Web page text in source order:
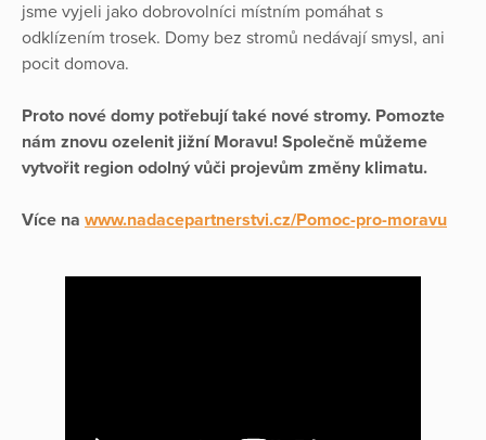
jsme vyjeli jako dobrovolníci místním pomáhat s
odklízením trosek. Domy bez stromů nedávají smysl, ani
pocit domova.
Proto nové domy potřebují také nové stromy. Pomozte
nám znovu ozelenit jižní Moravu! Společně můžeme
vytvořit region odolný vůči projevům změny klimatu.
Více na www.nadacepartnerstvi.cz/Pomoc-pro-moravu